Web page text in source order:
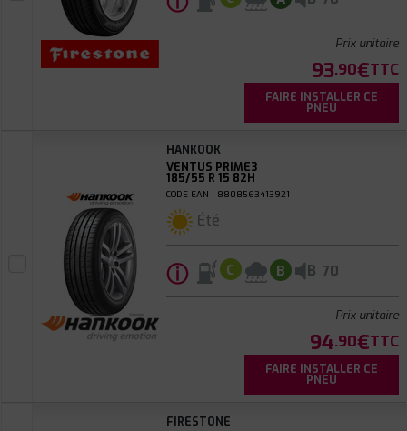
Prix unitaire
93.90€TTC
FAIRE INSTALLER CE
PNEU
HANKOOK
VENTUS PRIME3
185/55 R 15 82H
CODE EAN : 8808563413921
Été
ⓘ C B B 70
Prix unitaire
94.90€TTC
FAIRE INSTALLER CE
PNEU
FIRESTONE